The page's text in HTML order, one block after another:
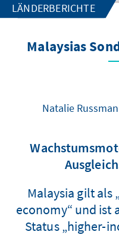
LÄNDERBERICHTE
Malaysias
Natalie
Malaysia gilt
economy“ und ist
Status „higher-